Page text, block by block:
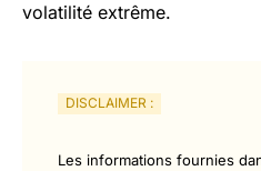
volatilité extrême.
DISCLAIMER :
Les informations fournies